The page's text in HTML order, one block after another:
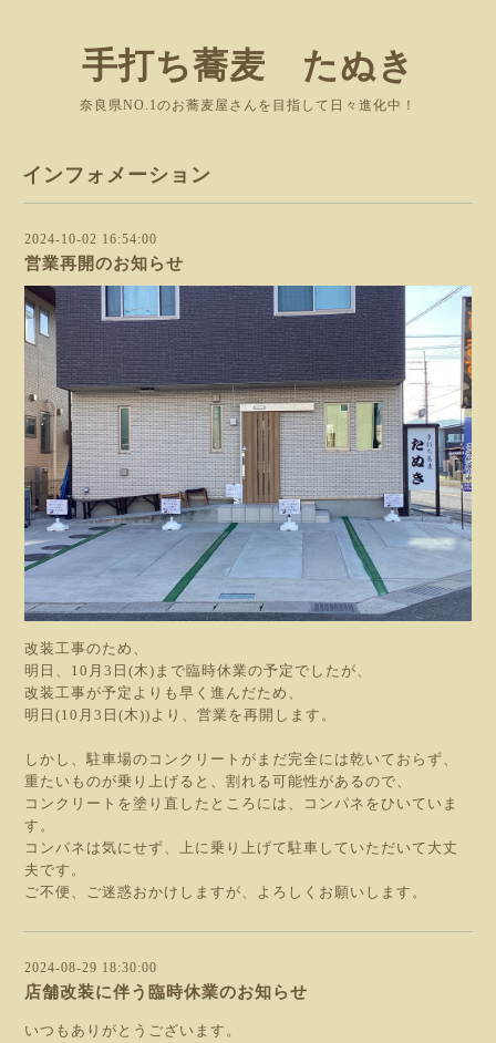
手打ち蕎麦 たぬき
奈良県NO.1のお蕎麦屋さんを目指して日々進化中！
インフォメーション
2024-10-02 16:54:00
営業再開のお知らせ
改装工事のため、
明日、10月3日(木)まで臨時休業の予定でしたが、
改装工事が予定よりも早く進んだため、
明日(10月3日(木))より、営業を再開します。
しかし、駐車場のコンクリートがまだ完全には乾いておらず、
重たいものが乗り上げると、割れる可能性があるので、
コンクリートを塗り直したところには、コンパネをひいていま
す。
コンパネは気にせず、上に乗り上げて駐車していただいて大丈
夫です。
ご不便、ご迷惑おかけしますが、よろしくお願いします。
2024-08-29 18:30:00
店舗改装に伴う臨時休業のお知らせ
いつもありがとうございます。